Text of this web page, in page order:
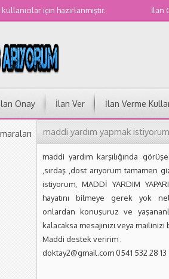
için hazırlanmıştır. İlan
Onay İlan Ver İlan Verme
maddi yardım yapmak istiyorum
maddi yardım karşılığında
,sırdaş ,dost arıyorum tamamen
istiyorum, MADDİ YARDIM
hayatını bilmeye gerek yok
onlardan konuşuruz ve
kalacaksa mesajınızı veya
Maddi destek veririm .
doktay2@gmail.com 0541 532 28 13